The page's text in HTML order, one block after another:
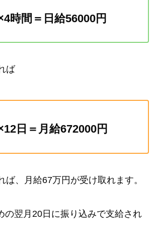
時間＝日給56000円
ば
日＝月給672000円
ば、月給67万円が受け取れます。
の翌月20日に振り込みで支給され